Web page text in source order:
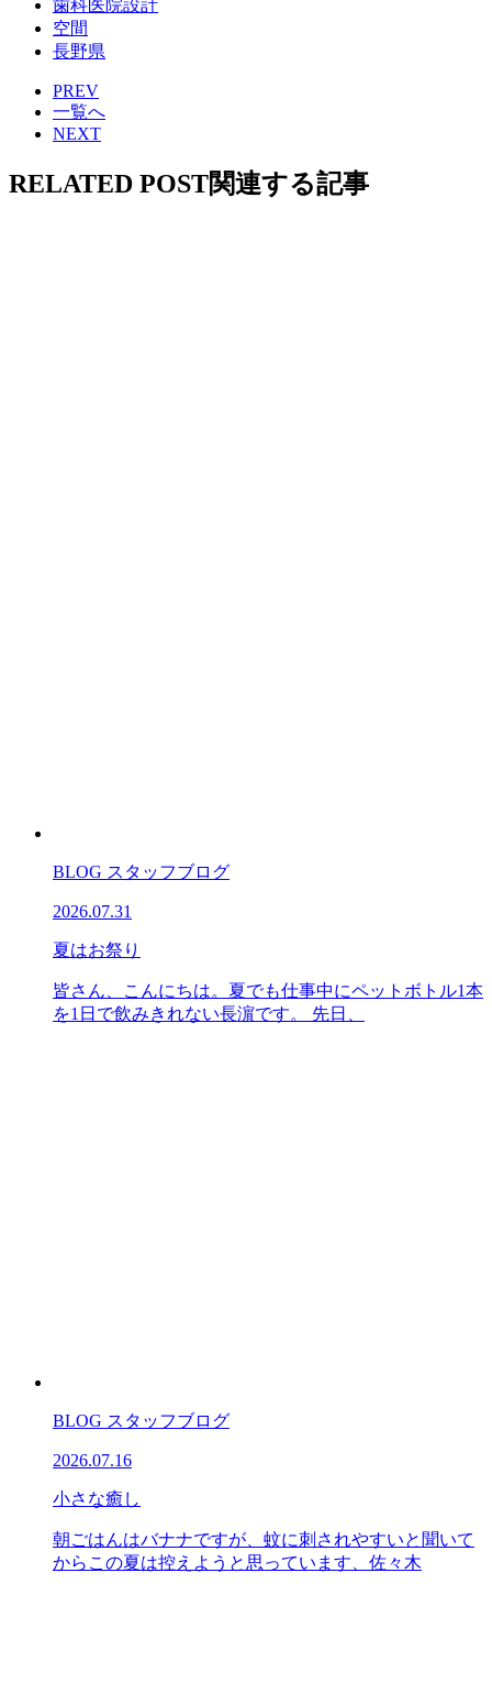
歯科医院設計
空間
長野県
PREV
一覧へ
NEXT
RELATED POST関連する記事
BLOG スタッフブログ
2026.07.31
夏はお祭り
皆さん、こんにちは。夏でも仕事中にペットボトル1本
を1日で飲みきれない長濵です。 先日、
BLOG スタッフブログ
2026.07.16
小さな癒し
朝ごはんはバナナですが、蚊に刺されやすいと聞いて
からこの夏は控えようと思っています、佐々木